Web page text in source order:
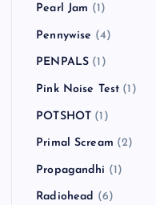
Pearl Jam (1)
Pennywise (4)
PENPALS (1)
Pink Noise Test (1)
POTSHOT (1)
Primal Scream (2)
Propagandhi (1)
Radiohead (6)